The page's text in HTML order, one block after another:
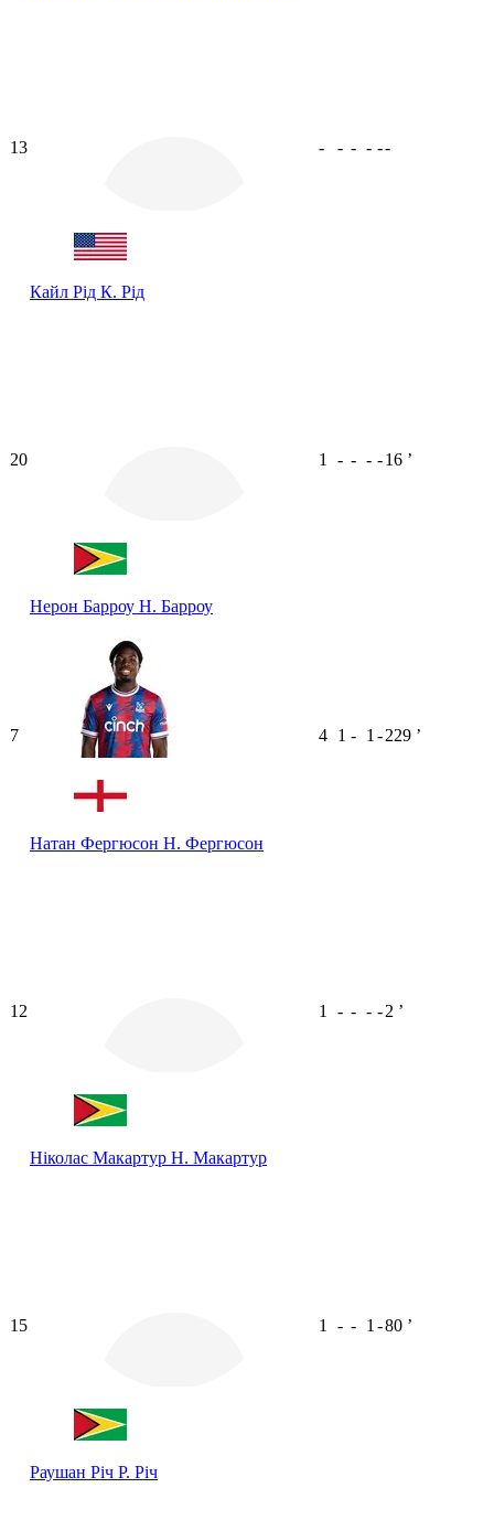
13
Кайл Рід К. Рід
- - - - --
20
Нерон Барроу Н. Барроу
1 - - - -16 ʼ
7
Натан Фергюсон Н. Фергюсон
4 1 - 1 -229 ʼ
12
Ніколас Макартур Н. Макартур
1 - - - -2 ʼ
15
Раушан Річ Р. Річ
1 - - 1 -80 ʼ